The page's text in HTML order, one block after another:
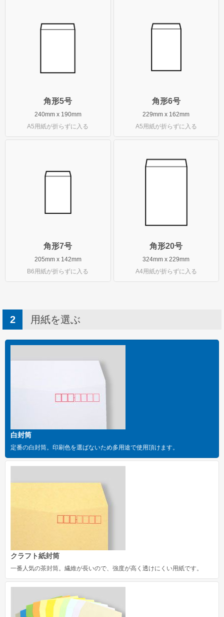
角形5号
240mm x 190mm
A5用紙が折らずに入る
角形6号
229mm x 162mm
A5用紙が折らずに入る
角形7号
205mm x 142mm
B6用紙が折らずに入る
角形20号
324mm x 229mm
A4用紙が折らずに入る
用紙を選ぶ
白封筒
定番の白封筒。印刷色を選ばないため多用途で使用頂けます。
クラフト紙封筒
一番人気の茶封筒。繊維が長いので、強度が高く透けにくい用紙です。